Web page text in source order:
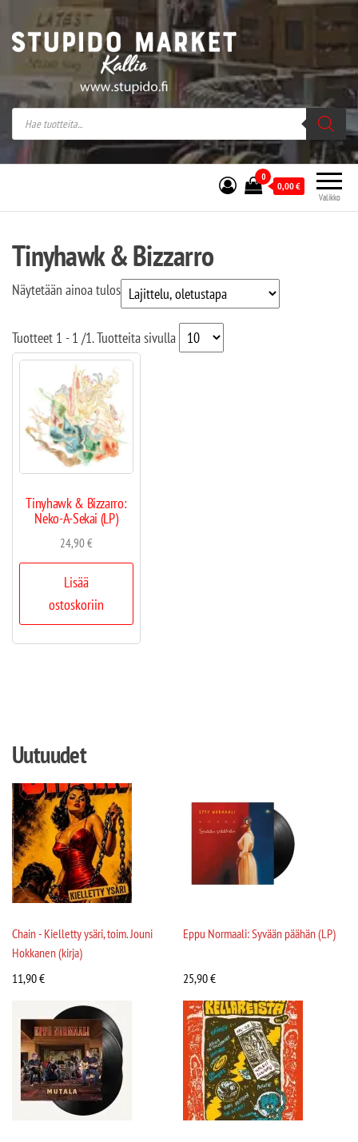
Stupido Market – verkossa ja kivijalassa
Stupido Market on vaihtoehtomusaan
erikoistunut verkko- sekä
kivijalkakauppa Helsingissä Kallion
sydämessä.
Valikko
0
0,00€
Tinyhawk & Bizzarro
Näytetään ainoa tulos
Tuotteet 1 - 1 /1. Tuotteita sivulla
Tinyhawk & Bizzarro:
Neko-A-Sekai (LP)
24,90€
Lisää
ostoskoriin
Uutuudet
Chain - Kielletty ysäri, toim. Jouni
Hokkanen (kirja)
11,90€
Eppu Normaali: Syvään päähän (LP)
25,90€